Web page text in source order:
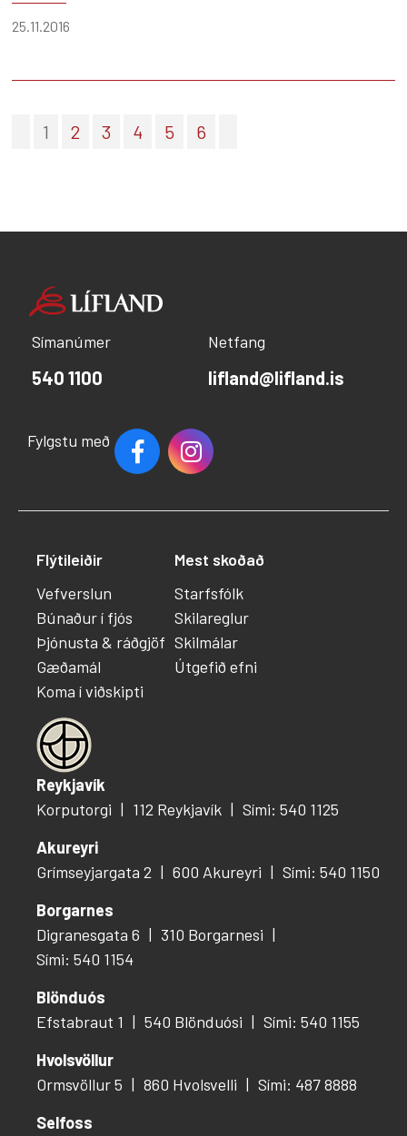
25.11.2016
1 2 3 4 5 6
Símanúmer
540 1100
Netfang
lifland@lifland.is
Fylgstu með
Reykjavík
Korputorgi
112 Reykjavík
Sími: 540 1125
Akureyri
Grímseyjargata 2
600 Akureyri
Sími: 540 1150
Borgarnes
Digranesgata 6
310 Borgarnesi
Sími: 540 1154
Blönduós
Efstabraut 1
540 Blönduósi
Sími: 540 1155
Hvolsvöllur
Ormsvöllur 5
860 Hvolsvelli
Sími: 487 8888
Selfoss
Flýtileiðir
Vefverslun
Búnaður í fjós
Þjónusta & ráðgjöf
Gæðamál
Koma í viðskipti
Mest skoðað
Starfsfólk
Skilareglur
Skilmálar
Útgefið efni